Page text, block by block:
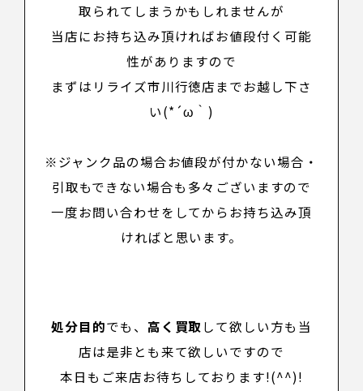
取られてしまうかもしれませんが
当店にお持ち込み頂ければお値段付く可能
性がありますので
まずはリライズ市川行徳店までお越し下さ
い(*´ω｀)
※ジャンク品の場合お値段が付かない場合・
引取もできない場合も多々ございますので
一度お問い合わせをしてからお持ち込み頂
ければと思います。
処分目的でも、 高く買取 して欲しい方も当
店は是非とも来て欲しいですので
本日もご来店お待ちしております!(^^)!